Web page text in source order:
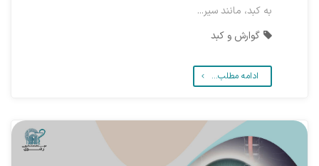
به کبد، مانند سیر...
گوارش و کبد
ادامه مطلب...